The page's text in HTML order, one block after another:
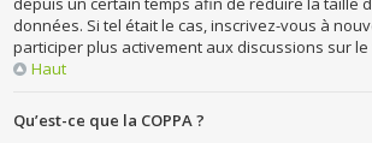
données. Si tel était le cas, inscrivez-vous à
participer plus activement aux discussions sur le
Haut
Qu’est-ce que la COPPA ?